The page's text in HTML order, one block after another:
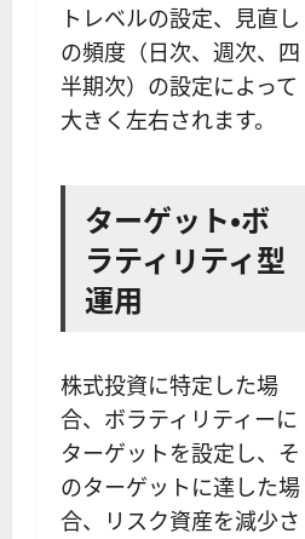
トレベルの設定、見直し
の頻度（日次、週次、四
半期次）の設定によって
大きく左右されます。
ターゲット・ボ
ラティリティ型
運用
株式投資に特定した場
合、ボラティリティーに
ターゲットを設定し、そ
のターゲットに達した場
合、リスク資産を減少さ